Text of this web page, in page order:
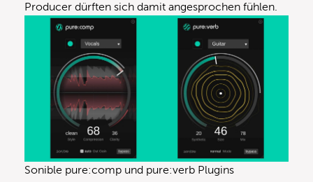
Producer dürften sich damit angesprochen fühlen.
Sonible pure:comp und pure:verb Plugins